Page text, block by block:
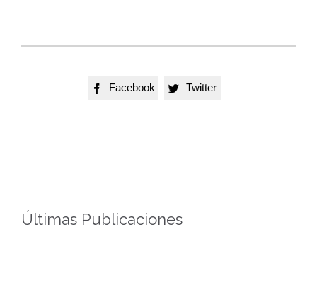
 Facebook  Twitter
Últimas Publicaciones